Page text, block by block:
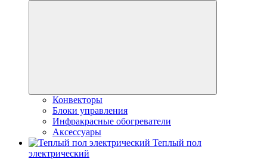
Конвекторы
Блоки управления
Инфракрасные обогреватели
Аксессуары
Теплый пол
электрический